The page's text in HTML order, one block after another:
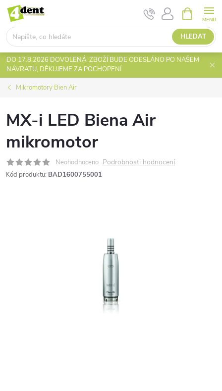
Přejít
obsah
HLEDAT
NÁKUPNÍ
KOŠÍK
DO 17.8.2026 DOVOLENÁ, ZBOŽÍ BUDE ODESLÁNO PO NAŠEM
NÁVRATU, DĚKUJEME ZA POCHOPENÍ
Mikromotory Bien Air
MX-i LED Biena Air
mikromotor
Neohodnoceno Podrobnosti hodnocení
Kód produktu: BAD1600755001